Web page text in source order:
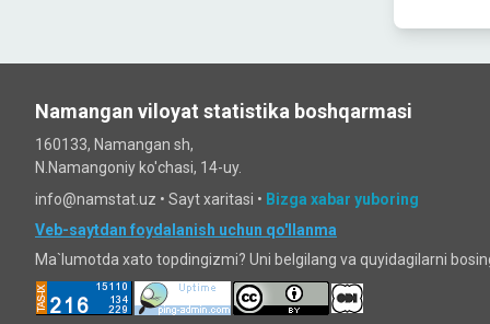
Namangan viloyat statistika boshqarmasi
160133, Namangan sh,
N.Namangoniy ko'chasi, 14-uy.
info@namstat.uz • Sayt xaritasi • Bizga xabar yuboring
Veb-saytdan foydalanish uchun qo'llanma
Ma`lumotda xato topdingizmi? Uni belgilang va quyidagilarni